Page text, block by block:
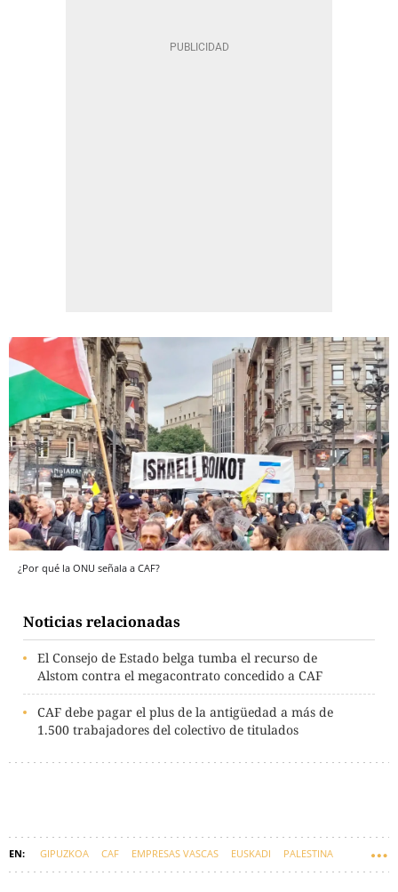
¿Por qué la ONU señala a CAF?
Noticias relacionadas
El Consejo de Estado belga tumba el recurso de
Alstom contra el megacontrato concedido a CAF
CAF debe pagar el plus de la antigüedad a más de
1.500 trabajadores del colectivo de titulados
GIPUZKOA CAF EMPRESAS VASCAS EUSKADI PALESTINA